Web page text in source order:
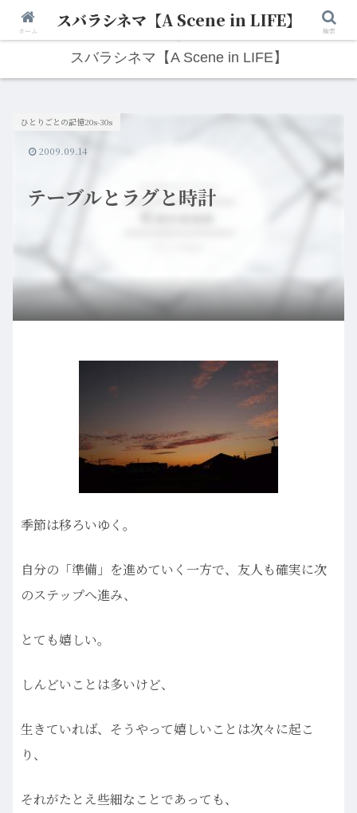
人生は“ひとりごと”から始まる。映画と写真と日々のこと。
スバラシネマ【A Scene in LIFE】
テーブルとラグと時計
ひとりごとの記憶20s-30s
2009.09.14
季節は移ろいゆく。
自分の「準備」を進めていく一方で、友人も確実に次
のステップへ進み、
とても嬉しい。
しんどいことは多いけど、
生きていれば、そうやって嬉しいことは次々に起こ
り、
それがたとえ些細なことであっても、
ホーム スバラシネマ【A Scene in LIFE】 検索